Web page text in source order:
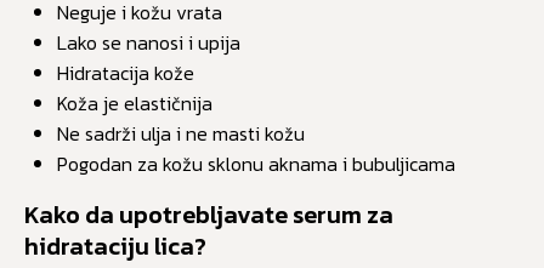
Neguje i kožu vrata
Lako se nanosi i upija
Hidratacija kože
Koža je elastičnija
Ne sadrži ulja i ne masti kožu
Pogodan za kožu sklonu aknama i bubuljicama
Kako da upotrebljavate serum za
hidrataciju lica?